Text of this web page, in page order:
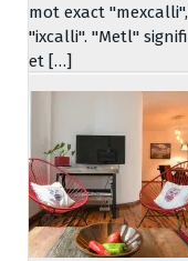
mot exact
"ixcalli". "Metl"
et […]